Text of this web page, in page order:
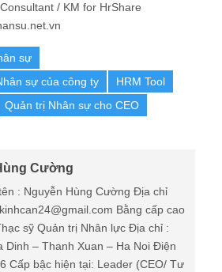
/ KM for HrShare
sự
sự của công ty
HRM Tool
Quản trị Nhân sự cho CEO
Cường
: Nguyễn Hùng Cường Địa chỉ
Bằng cấp cao
sỹ Quản trị Nhân lực Địa chỉ :
Dinh – Thanh Xuan – Ha Noi Điện
Cấp bậc hiện tại: Leader (CEO/ Tư